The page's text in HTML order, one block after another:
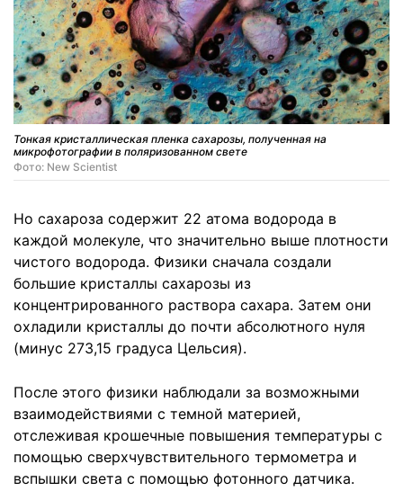
Тонкая кристаллическая пленка сахарозы, полученная на
микрофотографии в поляризованном свете
Фото: New Scientist
Но сахароза содержит 22 атома водорода в
каждой молекуле, что значительно выше плотности
чистого водорода. Физики сначала создали
большие кристаллы сахарозы из
концентрированного раствора сахара. Затем они
охладили кристаллы до почти абсолютного нуля
(минус 273,15 градуса Цельсия).
После этого физики наблюдали за возможными
взаимодействиями с темной материей,
отслеживая крошечные повышения температуры с
помощью сверхчувствительного термометра и
вспышки света с помощью фотонного датчика.